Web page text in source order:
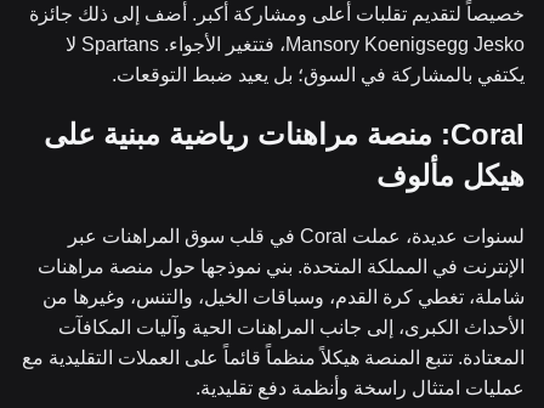
خصيصاً لتقديم تقلبات أعلى ومشاركة أكبر. أضف إلى ذلك جائزة
Mansory Koenigsegg Jesko، فتتغير الأجواء. Spartans لا
يكتفي بالمشاركة في السوق؛ بل يعيد ضبط التوقعات.
Coral: منصة مراهنات رياضية مبنية على
هيكل مألوف
لسنوات عديدة، عملت Coral في قلب سوق المراهنات عبر
الإنترنت في المملكة المتحدة. بني نموذجها حول منصة مراهنات
شاملة، تغطي كرة القدم، وسباقات الخيل، والتنس، وغيرها من
الأحداث الكبرى، إلى جانب المراهنات الحية وآليات المكافآت
المعتادة. تتبع المنصة هيكلاً منظماً قائماً على العملات التقليدية مع
عمليات امتثال راسخة وأنظمة دفع تقليدية.